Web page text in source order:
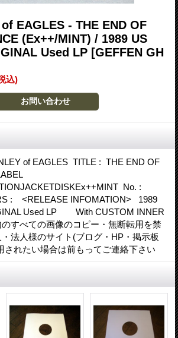
EAGLES - THE END OF
(Ex++/MINT) / 1989 US
Used LP [GEFFEN GH
込)
of EAGLES TITLE : THE END OF
No. :
: <RELEASE INFOMATION> 1989
Used LP With CUSTOM INNER
すべての画像のコピー・無断転用を禁
法人様のサイト(ブログ・HP・掲示板
されたい場合は前もってご連絡下さい